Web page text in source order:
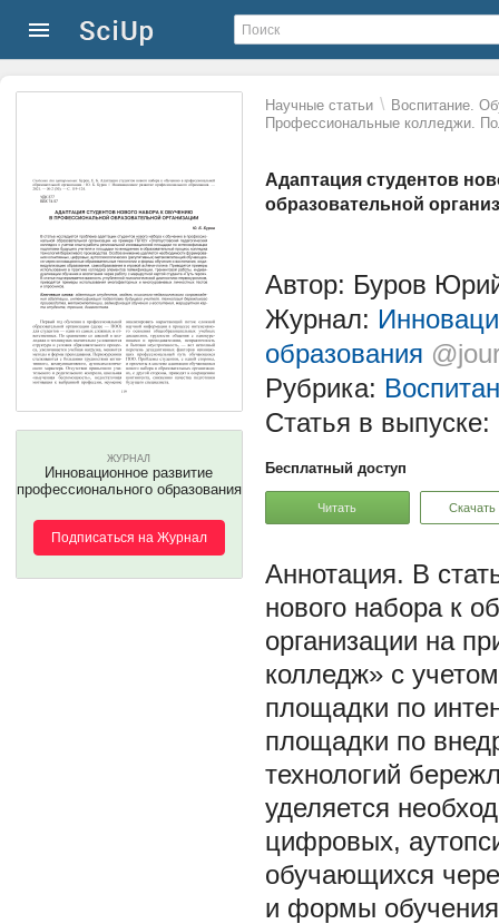
Научные статьи \ Воспитание.
Профессиональные колледжи.
Адаптация студентов
образовательной
ЖУРНАЛ
Инновационное развитие
профессионального образования
Подписаться на Журнал
Автор: Буров
Журнал:
образования
Рубрика:
Статья в выпуске:
Бесплатный доступ
Читать Скачать
В
нового набора к
организации на
колледж» с
площадки по
площадки по
технологий
уделяется
цифровых,
обучающихся
и формы